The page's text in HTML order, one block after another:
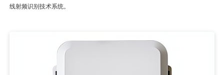
线射频识别技术系统。